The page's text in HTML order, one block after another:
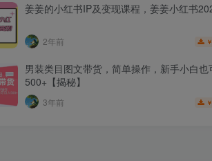
姜姜的小红书IP及变现课程，姜姜小红书
2年前 ￥
男装类目图文带货，简单操作，新手小白也
500+【揭秘】
3年前 ￥